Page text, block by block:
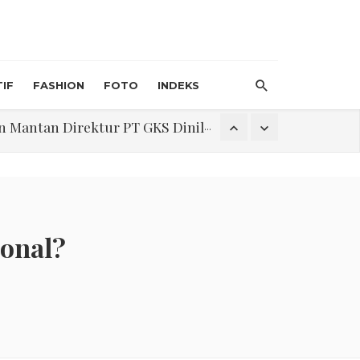
FASHION FOTO INDEKS
Direktur PT GKS Dinilai Rancu